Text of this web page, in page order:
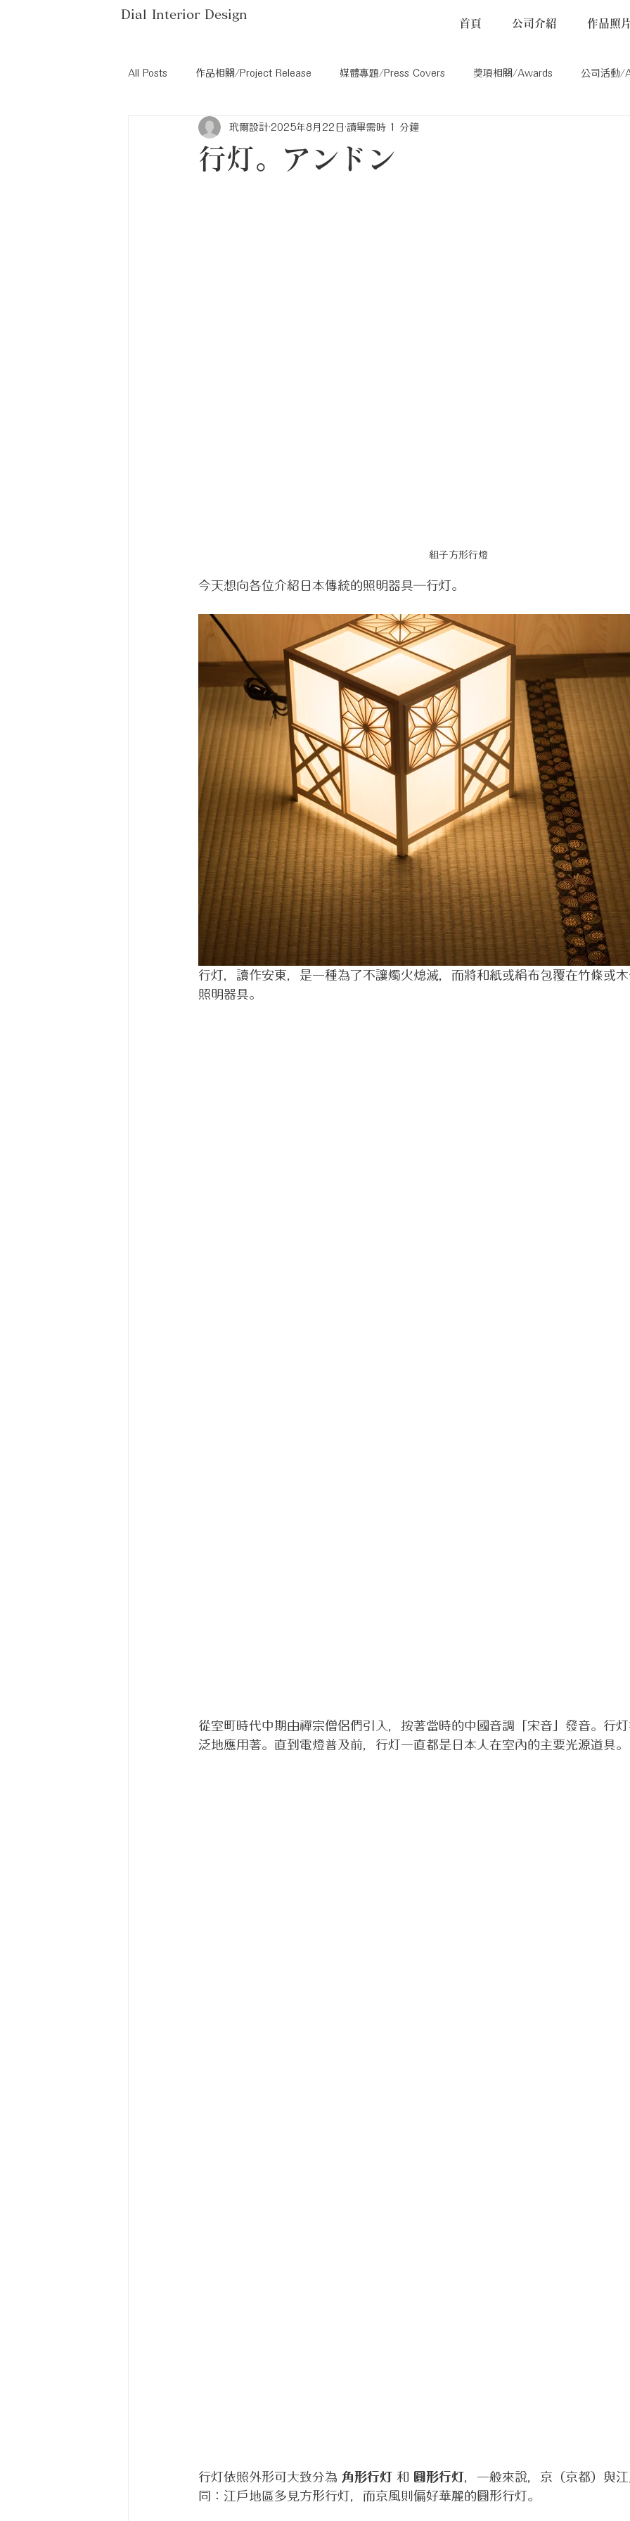
Dial Interior Design
首頁 公司介紹 作品照
All Posts 作品相關/Project Release 媒體專題/Press Covers 獎項相關/Awards 公司活動/
家具介紹/Furniture Recommendations 其他/Others
行灯。アンドン
玳爾設計 2025年8月22日 讀畢需時 1 分鐘
組子方形行燈
今天想向各位介紹日本傳統的照明器具─行灯。
行灯，讀作安東，是一種為了不讓燭火熄滅，而將和紙或絹布包覆在竹條或
照明器具。
從室町時代中期由禪宗僧侶們引入，按著當時的中國音調「宋音」發音。行
泛地應用著。直到電燈普及前，行灯一直都是日本人在室內的主要光源道具。
行灯依照外形可大致分為 角形行灯 和 圓形行灯 ，一般來說，京（京都）與
同：江戶地區多見方形行灯，而京風則偏好華麗的圓形行灯。